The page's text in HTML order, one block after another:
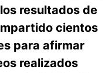
resultados de
cientos
para afirmar
realizados